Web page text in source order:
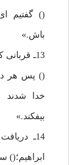
() گفتيم
باش.»
13ـ
() پس هر
خدا شدند
بيفكند.»
14ـ
ابراهيم؛()